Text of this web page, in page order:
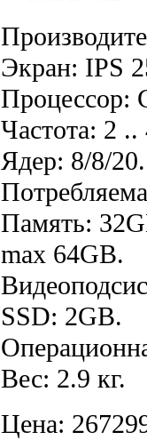
Экран: IPS
Процессор:
Частота: 2
Ядер: 8/8/20.
Память:
max 64GB.
SSD: 2GB.
Вес: 2.9 кг.
Цена: